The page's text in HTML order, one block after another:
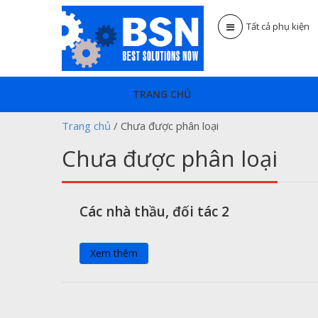
Tất cả phụ kiện
TRANG CHỦ
Trang chủ / Chưa được phân loại
Chưa được phân loại
Các nhà thầu, đối tác 2
Xem thêm